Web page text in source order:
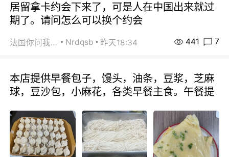
居留拿卡约会下来了，可是人在中国出来就过
期了。请问怎么可以换个约会
法国你问我答 Nrdqsb 昨天18:34 441 7
本店提供早餐包子，馒头，油条，豆浆，芝麻
球，豆沙包，小麻花，各类早餐主食。午餐提